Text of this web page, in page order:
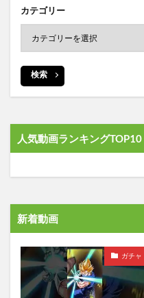
カテゴリー
検索
人気動画ランキングTOP10
新着動画
ガチャ